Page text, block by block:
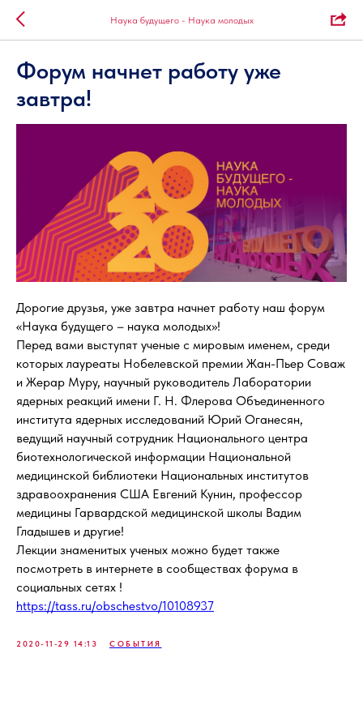
Наука будущего - Наука молодых
Форум начнет работу уже
завтра!
Дорогие друзья, уже завтра начнет работу наш форум
«Наука будущего – наука молодых»!
Перед вами выступят ученые с мировым именем, среди
которых лауреаты Нобелевской премии Жан-Пьер Соваж
и Жерар Муру, научный руководитель Лаборатории
ядерных реакций имени Г. Н. Флерова Объединенного
института ядерных исследований Юрий Оганесян,
ведущий научный сотрудник Национального центра
биотехнологической информации Национальной
медицинской библиотеки Национальных институтов
здравоохранения США Евгений Кунин, профессор
медицины Гарвардской медицинской школы Вадим
Гладышев и другие!
Лекции знаменитых ученых можно будет также
посмотреть в интернете в сообществах форума в
социальных сетях !
https://tass.ru/obschestvo/10108937
2020-11-29 14:13 СОБЫТИЯ